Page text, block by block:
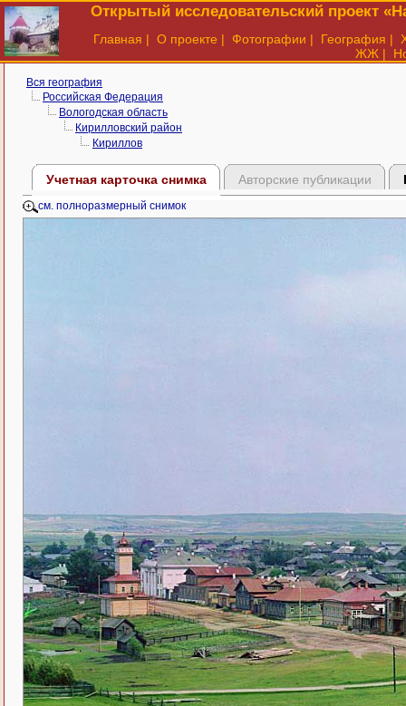
Открытый исследовательский проект
Главная | О проекте | Фотографии | География |
ЖЖ |
Вся география
Российская Федерация
Вологодская область
Кирилловский район
Кириллов
Учетная карточка снимка Авторские публикации
см. полноразмерный снимок